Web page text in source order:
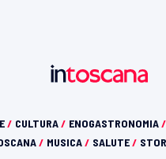
/ CULTURA/ ENOGASTRONOMIA/
/ MUSICA/ SALUTE/